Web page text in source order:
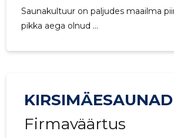
Saunakultuur on paljudes maailma
pikka aega olnud ...
Firmaväärtus